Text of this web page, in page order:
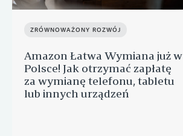
ZRÓWNOWAŻONY ROZWÓJ
Amazon Łatwa Wymiana już w
Polsce! Jak otrzymać zapłatę
za wymianę telefonu, tabletu
lub innych urządzeń